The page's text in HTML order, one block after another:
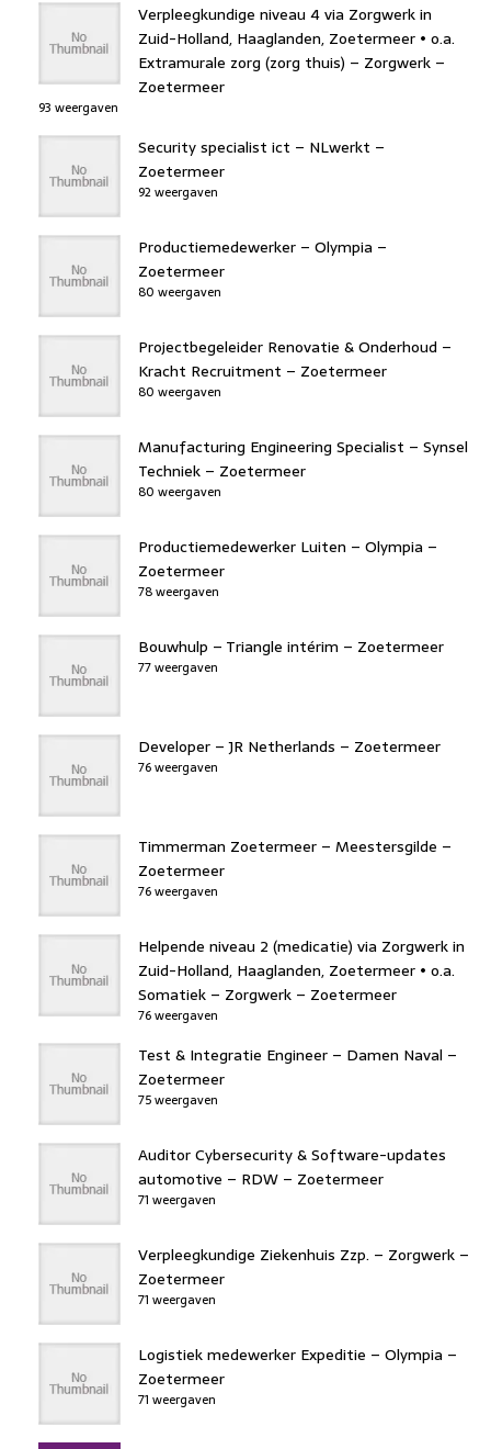
Verpleegkundige niveau 4 via Zorgwerk in
Zuid-Holland, Haaglanden, Zoetermeer • o.a.
Extramurale zorg (zorg thuis) – Zorgwerk –
Zoetermeer
93 weergaven
Security specialist ict – NLwerkt –
Zoetermeer
92 weergaven
Productiemedewerker – Olympia –
Zoetermeer
80 weergaven
Projectbegeleider Renovatie & Onderhoud –
Kracht Recruitment – Zoetermeer
80 weergaven
Manufacturing Engineering Specialist – Synsel
Techniek – Zoetermeer
80 weergaven
Productiemedewerker Luiten – Olympia –
Zoetermeer
78 weergaven
Bouwhulp – Triangle intérim – Zoetermeer
77 weergaven
Developer – JR Netherlands – Zoetermeer
76 weergaven
Timmerman Zoetermeer – Meestersgilde –
Zoetermeer
76 weergaven
Helpende niveau 2 (medicatie) via Zorgwerk in
Zuid-Holland, Haaglanden, Zoetermeer • o.a.
Somatiek – Zorgwerk – Zoetermeer
76 weergaven
Test & Integratie Engineer – Damen Naval –
Zoetermeer
75 weergaven
Auditor Cybersecurity & Software-updates
automotive – RDW – Zoetermeer
71 weergaven
Verpleegkundige Ziekenhuis Zzp. – Zorgwerk –
Zoetermeer
71 weergaven
Logistiek medewerker Expeditie – Olympia –
Zoetermeer
71 weergaven